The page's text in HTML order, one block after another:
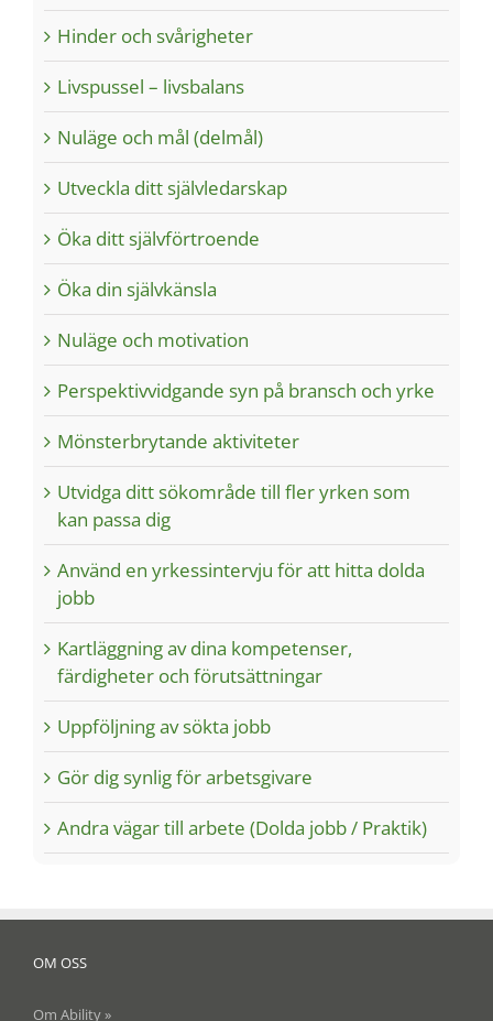
Hinder och svårigheter
Livspussel – livsbalans
Nuläge och mål (delmål)
Utveckla ditt självledarskap
Öka ditt självförtroende
Öka din självkänsla
Nuläge och motivation
Perspektivvidgande syn på bransch och yrke
Mönsterbrytande aktiviteter
Utvidga ditt sökområde till fler yrken som
kan passa dig
Använd en yrkessintervju för att hitta dolda
jobb
Kartläggning av dina kompetenser,
färdigheter och förutsättningar
Uppföljning av sökta jobb
Gör dig synlig för arbetsgivare
Andra vägar till arbete (Dolda jobb / Praktik)
OM OSS
Om Ability »